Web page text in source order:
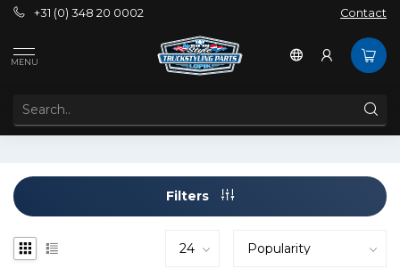
+31 (0) 348 20 0002 Contact
MENU
Filters